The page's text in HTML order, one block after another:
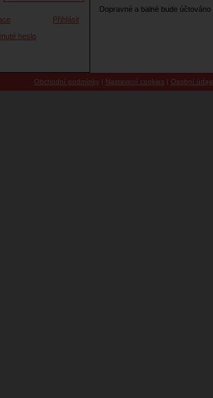
Přihlásit
heslo
Dopravné a balné bude
Obchodní podmínky| Nastavení cookies | Osobní